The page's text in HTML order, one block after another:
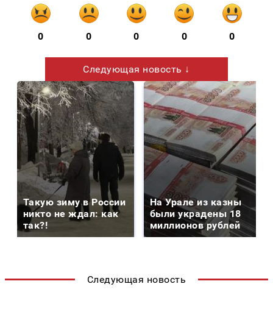
0 0 0 0 0
Следующая новость ↓
Такую зиму в России
никто не ждал: как
так?!
На Урале из казны
были украдены 18
миллионов рублей
Следующая новость